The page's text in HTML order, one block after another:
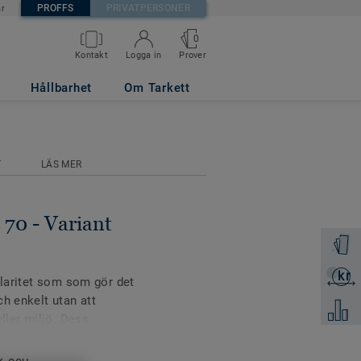
PROFFS PRIVATPERSONER
Kontakt Logga in
0
Prover
Hållbarhet Om Tarkett
GREY
Beställ
kr
Jämför
LÄS MER
- Variant
som som gör det
enkelt utan att
starkt och tåligt